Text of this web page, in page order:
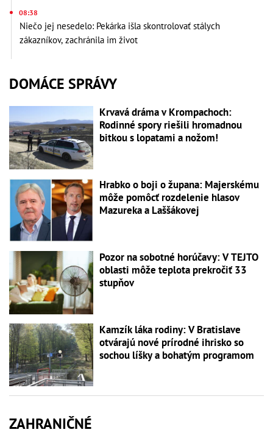
08:38
Niečo jej nesedelo: Pekárka išla skontrolovať stálych
zákazníkov, zachránila im život
DOMÁCE SPRÁVY
Krvavá dráma v Krompachoch:
Rodinné spory riešili hromadnou
bitkou s lopatami a nožom!
Hrabko o boji o župana: Majerskému
môže pomôcť rozdelenie hlasov
Mazureka a Laššákovej
Pozor na sobotné horúčavy: V TEJTO
oblasti môže teplota prekročiť 33
stupňov
Kamzík láka rodiny: V Bratislave
otvárajú nové prírodné ihrisko so
sochou líšky a bohatým programom
ZAHRANIČNÉ